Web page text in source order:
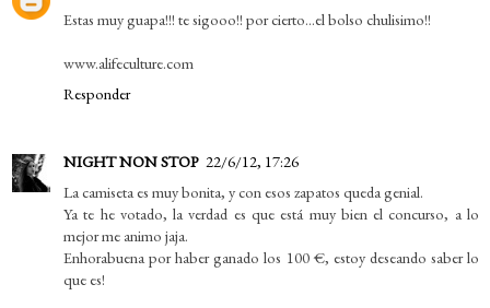
Estas muy guapa!!! te sigooo!! por cierto...el bolso chulisimo!!
www.alifeculture.com
Responder
NIGHT NON STOP 22/6/12, 17:26
La camiseta es muy bonita, y con esos zapatos queda genial.
Ya te he votado, la verdad es que está muy bien el concurso, a lo
mejor me animo jaja.
Enhorabuena por haber ganado los 100 €, estoy deseando saber lo
que es!